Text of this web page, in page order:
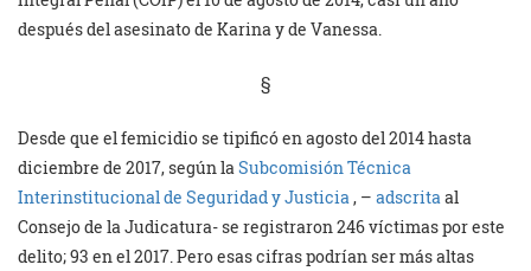
después del asesinato de Karina y de Vanessa.
§
Desde que el femicidio se tipificó en agosto del 2014 hasta
diciembre de 2017, según laSubcomisión Técnica
Interinstitucional de Seguridad y Justicia, – adscritaal
Consejo de la Judicatura- se registraron 246 víctimas por este
delito; 93 en el 2017. Pero esas cifras podrían ser más altas